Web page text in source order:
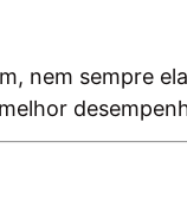
nem sempre